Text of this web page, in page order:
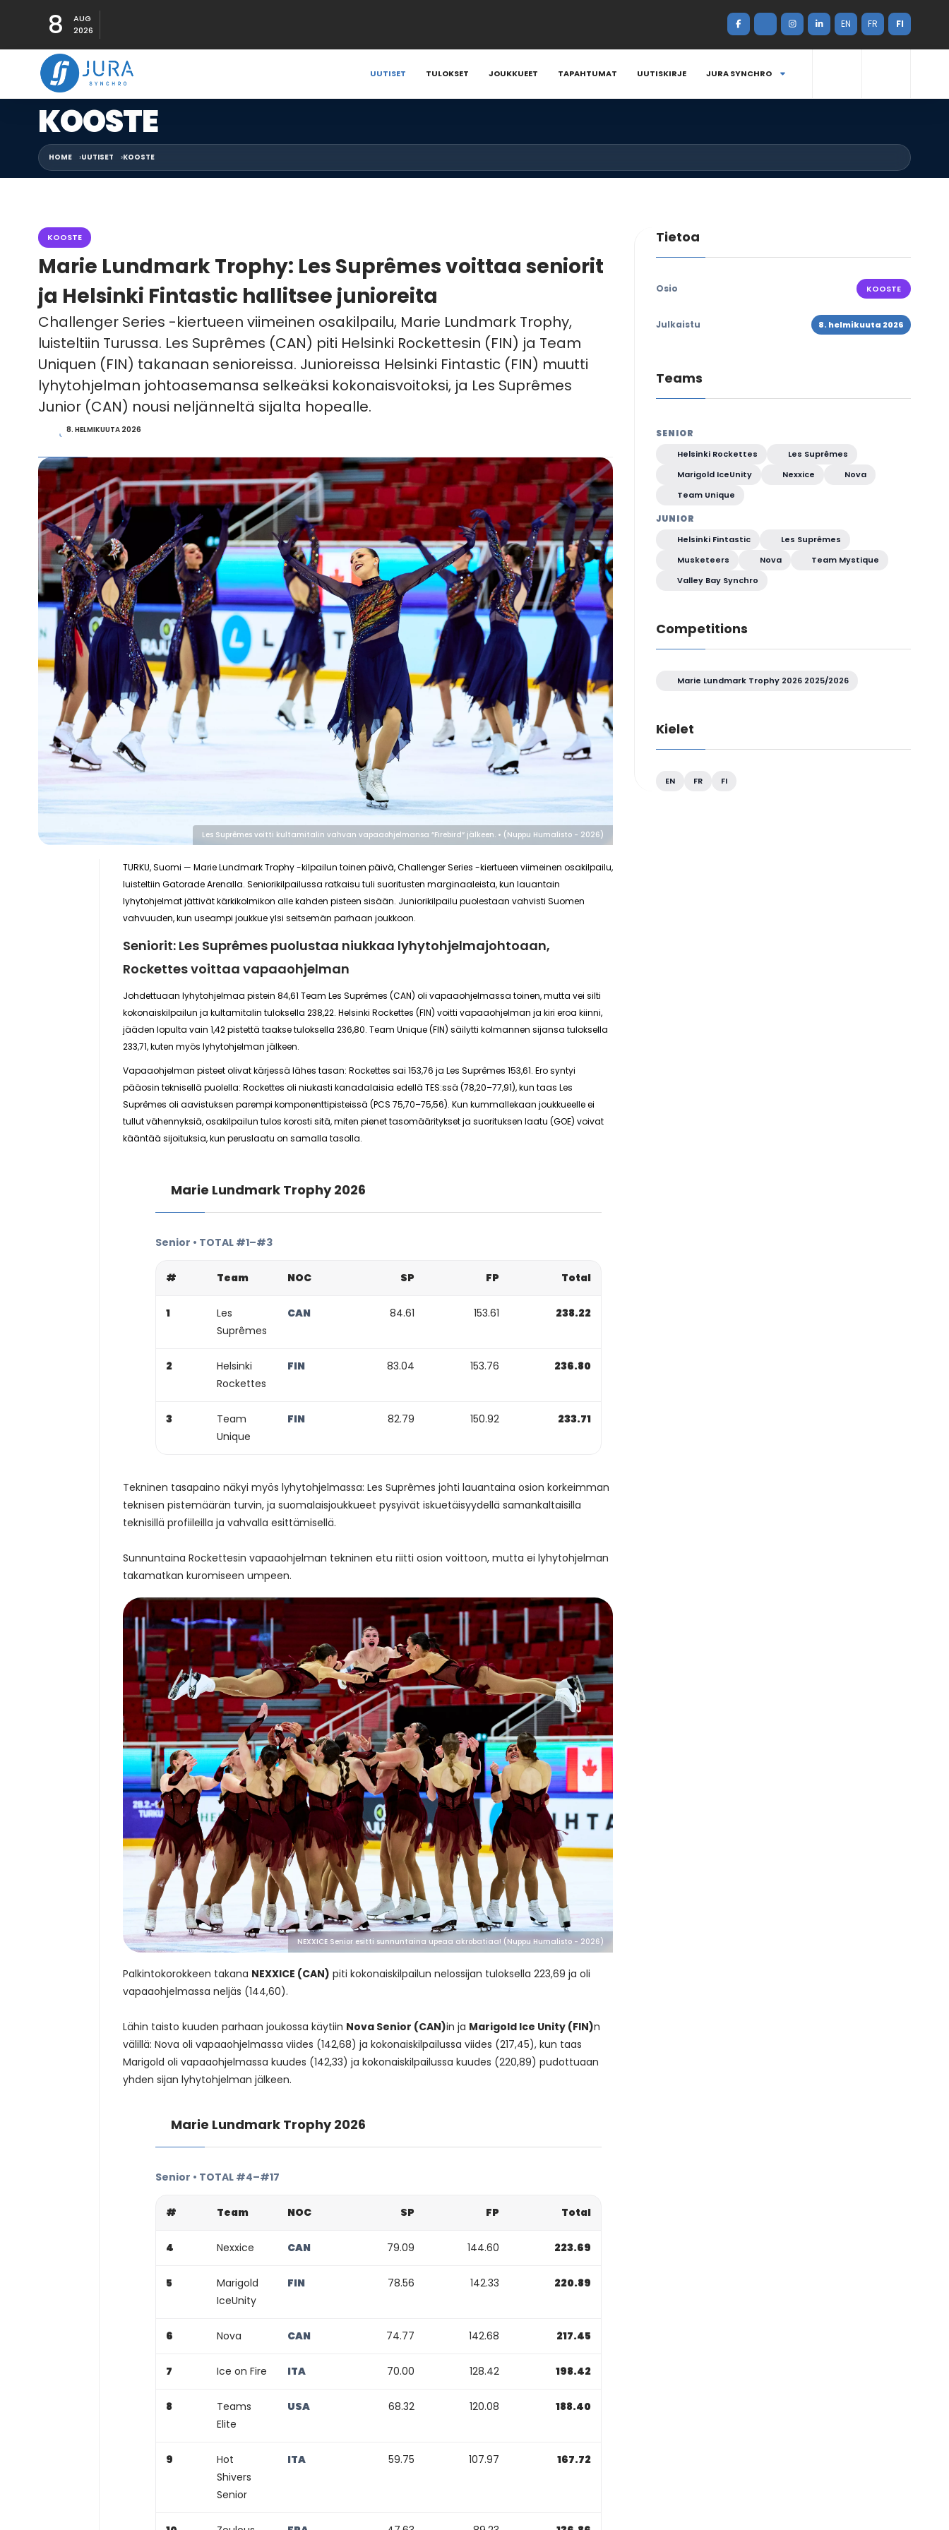
8
AUG
2026
EN FR FI
UUTISET TULOKSET JOUKKUEET TAPAHTUMAT UUTISKIRJE JURA SYNCHRO
KOOSTE
HOME UUTISET KOOSTE
KOOSTE
Marie Lundmark Trophy: Les Suprêmes voittaa seniorit
ja Helsinki Fintastic hallitsee junioreita
Challenger Series -kiertueen viimeinen osakilpailu, Marie Lundmark Trophy,
luisteltiin Turussa. Les Suprêmes (CAN) piti Helsinki Rockettesin (FIN) ja Team
Uniquen (FIN) takanaan senioreissa. Junioreissa Helsinki Fintastic (FIN) muutti
lyhytohjelman johtoasemansa selkeäksi kokonaisvoitoksi, ja Les Suprêmes
Junior (CAN) nousi neljänneltä sijalta hopealle.
8. HELMIKUUTA 2026
Les Suprêmes voitti kultamitalin vahvan vapaaohjelmansa ”Firebird” jälkeen. • (Nuppu Humalisto - 2026)
TURKU, Suomi — Marie Lundmark Trophy -kilpailun toinen päivä, Challenger Series -kiertueen viimeinen osakilpailu,
luisteltiin Gatorade Arenalla. Seniorikilpailussa ratkaisu tuli suoritusten marginaaleista, kun lauantain
lyhytohjelmat jättivät kärkikolmikon alle kahden pisteen sisään. Juniorikilpailu puolestaan vahvisti Suomen
vahvuuden, kun useampi joukkue ylsi seitsemän parhaan joukkoon.
Seniorit: Les Suprêmes puolustaa niukkaa lyhytohjelmajohtoaan,
Rockettes voittaa vapaaohjelman
Johdettuaan lyhytohjelmaa pistein 84,61 Team Les Suprêmes (CAN) oli vapaaohjelmassa toinen, mutta vei silti
kokonaiskilpailun ja kultamitalin tuloksella 238,22. Helsinki Rockettes (FIN) voitti vapaaohjelman ja kiri eroa kiinni,
jääden lopulta vain 1,42 pistettä taakse tuloksella 236,80. Team Unique (FIN) säilytti kolmannen sijansa tuloksella
233,71, kuten myös lyhytohjelman jälkeen.
Vapaaohjelman pisteet olivat kärjessä lähes tasan: Rockettes sai 153,76 ja Les Suprêmes 153,61. Ero syntyi
pääosin teknisellä puolella: Rockettes oli niukasti kanadalaisia edellä TES:ssä (78,20–77,91), kun taas Les
Suprêmes oli aavistuksen parempi komponenttipisteissä (PCS 75,70–75,56). Kun kummallekaan joukkueelle ei
tullutvähennyksiä, osakilpailun tulos korosti sitä, miten pienet tasomääritykset ja suorituksen laatu (GOE) voivat
kääntää sijoituksia, kun peruslaatu on samalla tasolla.
Marie Lundmark Trophy 2026
Senior • TOTAL #1–#3
# Team NOC SP FP Total
1
Les
Suprêmes
CAN 84.61 153.61 238.22
2
Helsinki
Rockettes
FIN 83.04 153.76 236.80
3
Team
Unique
FIN 82.79 150.92 233.71
Tekninen tasapaino näkyi myös lyhytohjelmassa: Les Suprêmes johti lauantaina osion korkeimman
teknisen pistemäärän turvin, ja suomalaisjoukkueet pysyivät iskuetäisyydellä samankaltaisilla
teknisillä profiileilla ja vahvalla esittämisellä.
Sunnuntaina Rockettesin vapaaohjelman tekninen etu riitti osion voittoon, mutta ei lyhytohjelman
takamatkan kuromiseen umpeen.
NEXXICE Senior esitti sunnuntaina upeaa akrobatiaa! (Nuppu Humalisto - 2026)
Palkintokorokkeen takana NEXXICE (CAN) piti kokonaiskilpailun nelossijan tuloksella 223,69 ja oli
vapaaohjelmassa neljäs (144,60).
Lähin taisto kuuden parhaan joukossa käytiin Nova Senior (CAN)in ja Marigold Ice Unity (FIN)n
välillä: Nova oli vapaaohjelmassa viides (142,68) ja kokonaiskilpailussa viides (217,45), kun taas
Marigold oli vapaaohjelmassa kuudes (142,33) ja kokonaiskilpailussa kuudes (220,89) pudottuaan
yhden sijan lyhytohjelman jälkeen.
Marie Lundmark Trophy 2026
Senior • TOTAL #4–#17
# Team NOC SP FP Total
4 Nexxice CAN 79.09 144.60 223.69
5
Marigold
IceUnity
FIN 78.56 142.33 220.89
6 Nova CAN 74.77 142.68 217.45
7 Ice on Fire ITA 70.00 128.42 198.42
8
Teams
Elite
USA 68.32 120.08 188.40
9
Hot
Shivers
Senior
ITA 59.75 107.97 167.72
Tietoa
Osio KOOSTE
Julkaistu 8. helmikuuta 2026
Teams
SENIOR
Helsinki Rockettes
Les Suprêmes
Marigold IceUnity
Nexxice
Nova
Team Unique
JUNIOR
Helsinki Fintastic
Les Suprêmes
Musketeers
Nova
Team Mystique
Valley Bay Synchro
Competitions
Marie Lundmark Trophy 2026 2025/2026
Kielet
EN FR FI